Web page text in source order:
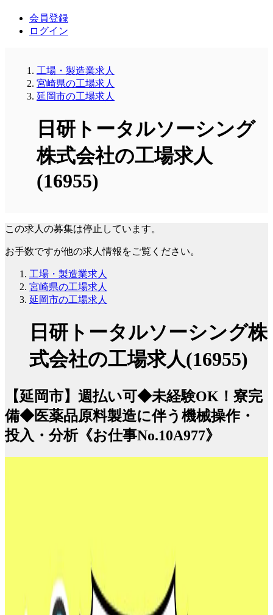
会員登録
ログイン
工場・製造業求人
宮崎県の工場求人
延岡市の工場求人
日研トータルソーシング
株式会社の工場求人
(16955)
この求人の募集は停止しています。
お手数ですが他の求人情報をご覧ください。
工場・製造業求人
宮崎県の工場求人
延岡市の工場求人
日研トータルソーシング株
式会社の工場求人(16955)
【延岡市】週払い可◆未経験OK！寮完
備◆医薬品原料製造に伴う機械操作・
投入・分析《お仕事No.10A977》